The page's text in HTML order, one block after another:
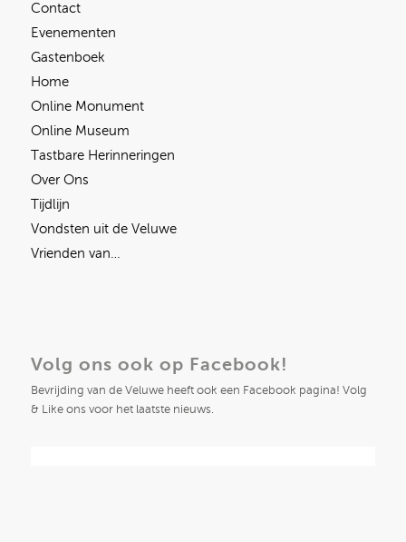
Contact
Evenementen
Gastenboek
Home
Online Monument
Online Museum
Tastbare Herinneringen
Over Ons
Tijdlijn
Vondsten uit de Veluwe
Vrienden van…
Volg ons ook op Facebook!
Bevrijding van de Veluwe heeft ook een Facebook pagina! Volg
& Like ons voor het laatste nieuws.